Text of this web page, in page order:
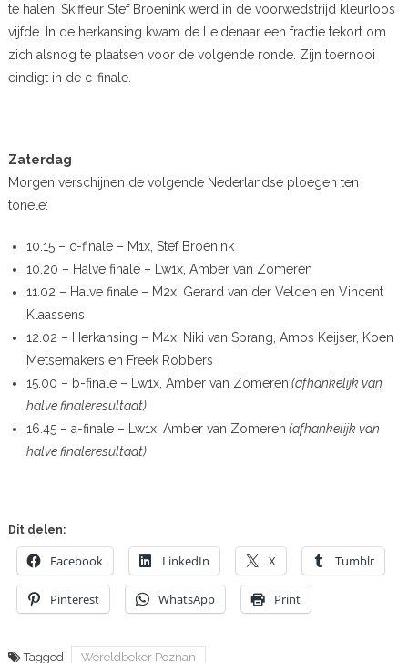
te halen. Skiffeur Stef Broenink werd in de voorwedstrijd kleurloos
vijfde. In de herkansing kwam de Leidenaar een fractie tekort om
zich alsnog te plaatsen voor de volgende ronde. Zijn toernooi
eindigt in de c-finale.
Zaterdag
Morgen verschijnen de volgende Nederlandse ploegen ten
tonele:
10.15 – c-finale – M1x, Stef Broenink
10.20 – Halve finale – Lw1x, Amber van Zomeren
11.02 – Halve finale – M2x, Gerard van der Velden en Vincent
Klaassens
12.02 – Herkansing – M4x, Niki van Sprang, Amos Keijser, Koen
Metsemakers en Freek Robbers
15.00 – b-finale – Lw1x, Amber van Zomeren (afhankelijk van
halve finaleresultaat)
16.45 – a-finale – Lw1x, Amber van Zomeren (afhankelijk van
halve finaleresultaat)
Dit delen:
Facebook LinkedIn X Tumblr
Pinterest WhatsApp Print
Tagged Wereldbeker Poznan